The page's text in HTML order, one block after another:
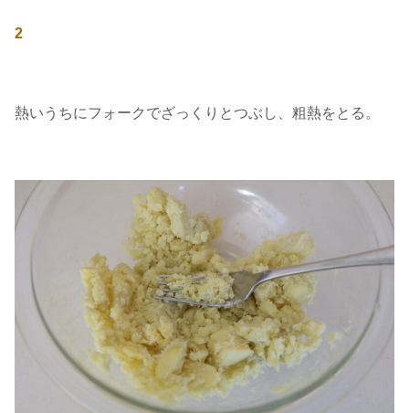
2
熱いうちにフォークでざっくりとつぶし、粗熱をとる。